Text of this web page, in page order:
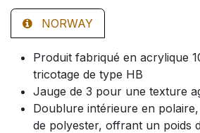
NORWAY
Produit fabriqué en acrylique
tricotage de type HB
Jauge de 3 pour une texture
Doublure intérieure en
de polyester, offrant un poids